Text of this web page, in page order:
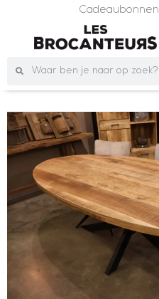
Cadeaubonnen